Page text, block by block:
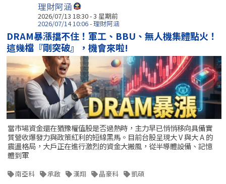
理財阿涵
2026/07/13 18:30 - 3 星期前
2026/07/14 10:06 - 理財阿涵
DRAM暴漲擋不住！軍工、BBU、無人機集體點火！
這幾檔『剛突破』，機會來啦!
當市場資金還在猶豫權值股是否過熱時，主力早已悄悄移向具備實
質營收爆發力與政策紅利的短線黑馬。目前台股呈現大 V 與大 A 的
震盪格局，大戶正在進行激烈的資金大搬風，從半導體設備、記憶
體到軍
南亞科 承啟 漢翔 晶豪科 凱碩